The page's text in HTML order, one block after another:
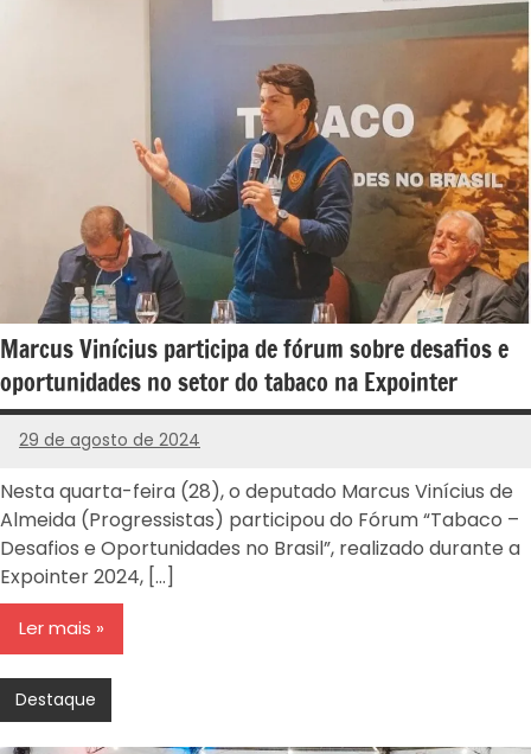
Marcus Vinícius participa de fórum sobre desafios e
oportunidades no setor do tabaco na Expointer
29 de agosto de 2024
PROGRESSISTAS
-
RS
Nesta quarta-feira (28), o deputado Marcus Vinícius de
Almeida (Progressistas) participou do Fórum “Tabaco –
Desafios e Oportunidades no Brasil”, realizado durante a
Expointer 2024, […]
Ler mais
Destaque